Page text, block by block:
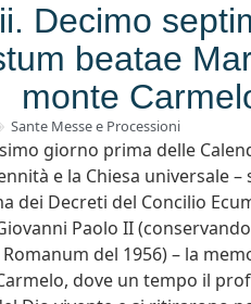
Decimo
beatae
monte
Sante Messe e Processioni
giorno prima delle
e la Chiesa universale
dei Decreti del Concilio
Paolo II
del 1956) – la
dove un tempo il